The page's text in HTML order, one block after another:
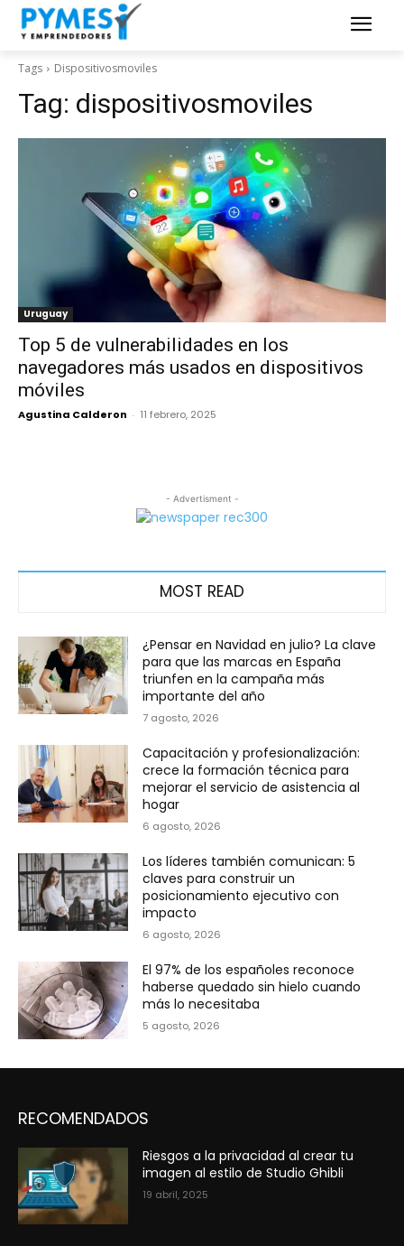
Tags Dispositivosmoviles
Tag: dispositivosmoviles
Uruguay
Top 5 de vulnerabilidades en los
navegadores más usados en dispositivos
móviles
Agustina Calderon - 11 febrero, 2025
- Advertisment -
MOST READ
¿Pensar en Navidad en julio? La clave
para que las marcas en España
triunfen en la campaña más
importante del año
7 agosto, 2026
Capacitación y profesionalización:
crece la formación técnica para
mejorar el servicio de asistencia al
hogar
6 agosto, 2026
Los líderes también comunican: 5
claves para construir un
posicionamiento ejecutivo con
impacto
6 agosto, 2026
El 97% de los españoles reconoce
haberse quedado sin hielo cuando
más lo necesitaba
5 agosto, 2026
RECOMENDADOS
Riesgos a la privacidad al crear tu
imagen al estilo de Studio Ghibli
19 abril, 2025